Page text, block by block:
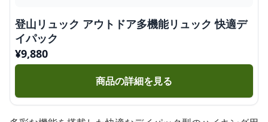
登山リュック アウトドア多機能リュック 快適デ
イパック
¥9,880
商品の詳細を見る